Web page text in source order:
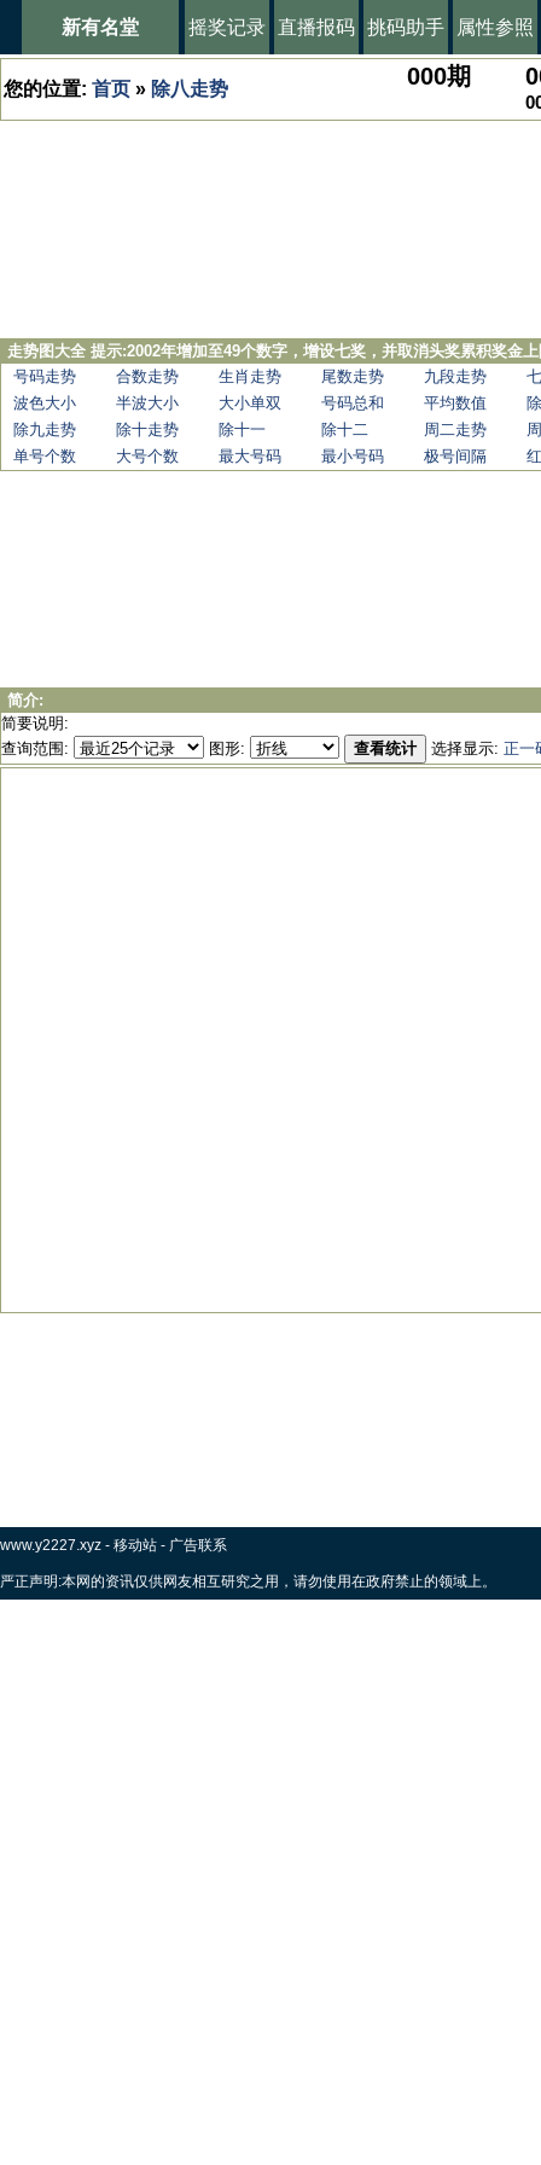
新有名堂 摇奖记录 直播报码 挑码助手 属性参照
您的位置: 首页 » 除八走势 000期
走势图大全 提示:2002年增加至49个数字，增设七奖，并取消头奖累积奖金
号码走势
合数走势 生肖走势 尾数走势 九段走势
波色大小
半波大小 大小单双 号码总和 平均数值
除九走势
除十走势 除十一 除十二 周二走势
单号个数
大号个数 最大号码 最小号码 极号间隔
简介:
简要说明:
查询范围:
图形: 查看统计 选择显示: 正一
www.y2227.xyz - 移动站 - 广告联系
严正声明:本网的资讯仅供网友相互研究之用，请勿使用在政府禁止的领域上。